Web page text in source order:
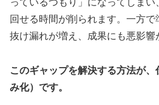
回せる時間が削られます。一方で
抜け漏れが増え、成果にも悪影響
このギャップを解決する方法が、
み化）です。